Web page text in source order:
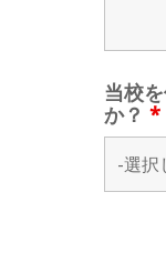
当校
か？ *